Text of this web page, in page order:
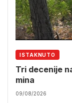
ISTAKNUTO
Tri decenije
mina
09/08/2026